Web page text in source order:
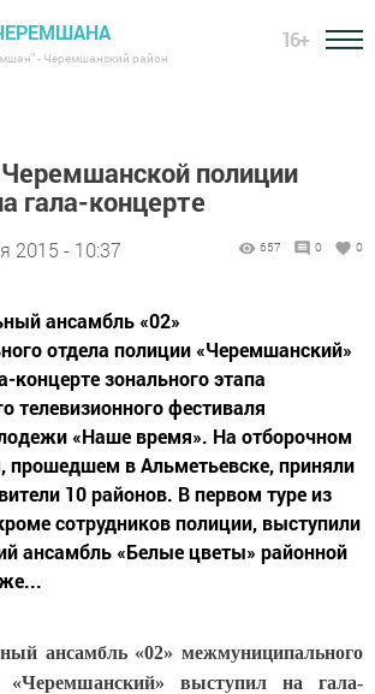
- Черемшанский район
16+
полиции
гала-концерте
2015 - 10:37 657 0 0
ансамбль «02»
отдела полиции «Черемшанский»
концерте зонального этапа
телевизионного фестиваля
«Наше время». На отборочном
прошедшем в Альметьевске, приняли
10 районов. В первом туре из
сотрудников полиции, выступили
ансамбль «Белые цветы» районной
ансамбль «02» межмуниципального
«Черемшанский» выступил на гала-